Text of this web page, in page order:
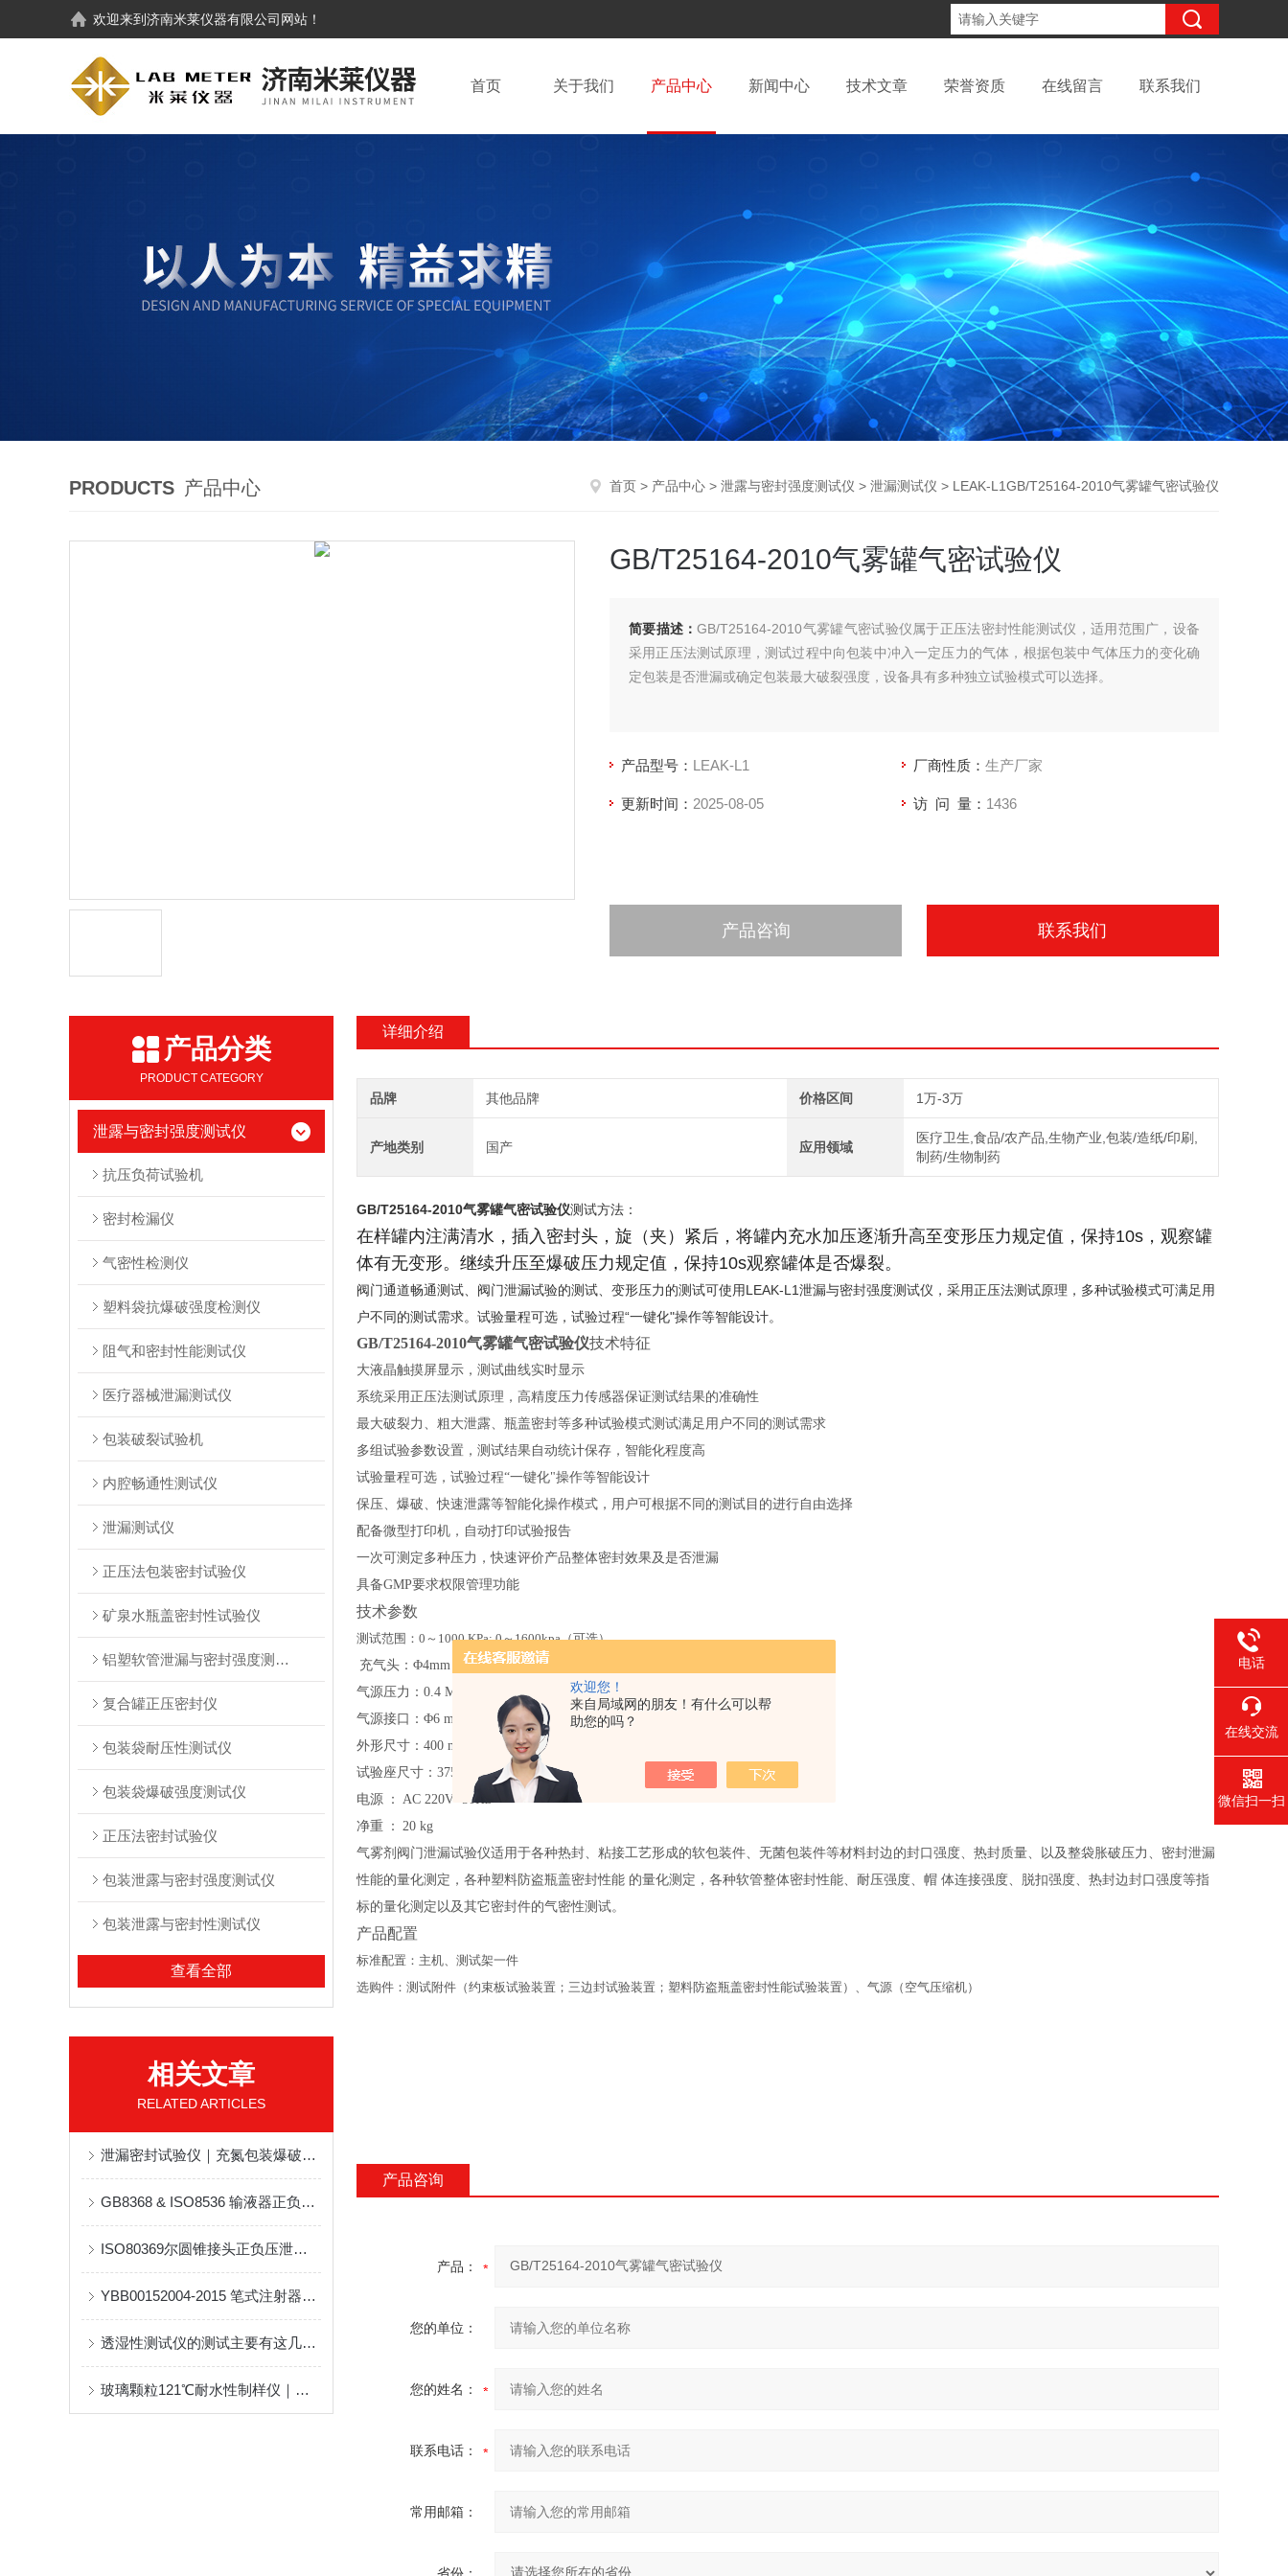
欢迎您！
来自局域网的朋友！有什么可以帮
助您的吗？
欢迎来到济南米莱仪器有限公司 网站！
首页 关于我们 产品中心 新闻中心 技术文章 荣誉资质 在线留言 联系我们
PRODUCTS 产品中心 首页 > 产品中心 > 泄露与密封强度测试仪 > 泄漏测试仪 > LEAK-L1GB/T25164-2010气雾罐气密试验仪
GB/T25164-2010气雾罐气密试验仪
简要描述：GB/T25164-2010气雾罐气密试验仪属于正压法密封性能测试仪，适用范围广，设备
采用正压法测试原理，测试过程中向包装中冲入一定压力的气体，根据包装中气体压力的变化确
定包装是否泄漏或确定包装最大破裂强度，设备具有多种独立试验模式可以选择。
产品型号： LEAK-L1 厂商性质：生产厂家
更新时间： 2025-08-05 访 问 量： 1436
产品咨询 联系我们
产品分类
PRODUCT CATEGORY
泄露与密封强度测试仪
抗压负荷试验机
密封检漏仪
气密性检测仪
塑料袋抗爆破强度检测仪
阻气和密封性能测试仪
医疗器械泄漏测试仪
包装破裂试验机
内腔畅通性测试仪
泄漏测试仪
正压法包装密封试验仪
矿泉水瓶盖密封性试验仪
铝塑软管泄漏与密封强度测试仪
复合罐正压密封仪
包装袋耐压性测试仪
包装袋爆破强度测试仪
正压法密封试验仪
包装泄露与密封强度测试仪
包装泄露与密封性测试仪
查看全部
相关文章
RELATED ARTICLES
泄漏密封试验仪｜充氮包装爆破压力检测与完整性验证
GB8368 & ISO8536 输液器正负压泄漏测试仪简介
ISO80369尔圆锥接头正负压泄漏测试仪的参数
YBB00152004-2015 笔式注射器铝盖不溶性微粒检测方案
透湿性测试仪的测试主要有这几种原理
玻璃颗粒121℃耐水性制样仪｜米莱仪器标准化药玻前处理设备技术解析
详细介绍
品牌 其他品牌 价格区间 1万-3万
产地类别 国产 应用领域
医疗卫生,食品/农产品,生物产业,包装/造纸/印刷,
制药/生物制药
GB/T25164-2010气雾罐气密试验仪测试方法：
在样罐内注满清水，插入密封头，旋（夹）紧后，将罐内充水加压逐渐升高至变形压力规定值，保持10s，观察罐
体有无变形。继续升压至爆破压力规定值，保持10s观察罐体是否爆裂。
阀门通道畅通测试、阀门泄漏试验的测试、变形压力的测试可使用LEAK-L1泄漏与密封强度测试仪，采用正压法测试原理，多种试验模式可满足用
户不同的测试需求。试验量程可选，试验过程“一键化"操作等智能设计。
GB/T25164-2010气雾罐气密试验仪技术特征
大液晶触摸屏显示，测试曲线实时显示
系统采用正压法测试原理，高精度压力传感器保证测试结果的准确性
最大破裂力、粗大泄露、瓶盖密封等多种试验模式测试满足用户不同的测试需求
多组试验参数设置，测试结果自动统计保存，智能化程度高
试验量程可选，试验过程“一键化"操作等智能设计
保压、爆破、快速泄露等智能化操作模式，用户可根据不同的测试目的进行自由选择
配备微型打印机，自动打印试验报告
一次可测定多种压力，快速评价产品整体密封效果及是否泄漏
具备GMP要求权限管理功能
技术参数
测试范围： 0～1000 KPa; 0～1600kpa（可选）
充气头： Φ4mm （标配）
气源压力： 0.4 MPa ～ 0.9 MPa（气源用户自备）
气源接口： Φ6 mm 聚氨酯管
外形尺寸： 400 mm (L) × 270 mm (W) × 180 mm (H)
试验座尺寸： 375 mm (L) × 275 mm (W) × 345 mm (H)
电源 ： AC 220V 50Hz
净重 ： 20 kg
气雾剂阀门泄漏试验仪适用于各种热封、粘接工艺形成的软包装件、无菌包装件等材料封边的封口强度、热封质量、以及整袋胀破压力、密封泄漏
性能的量化测定，各种塑料防盗瓶盖密封性能 的量化测定，各种软管整体密封性能、耐压强度、帽 体连接强度、脱扣强度、热封边封口强度等指
标的量化测定以及其它密封件的气密性测试。
产品配置
标准配置：主机、测试架一件
选购件：测试附件（约束板试验装置；三边封试验装置；塑料防盗瓶盖密封性能试验装置）、气源（空气压缩机）
产品咨询
产品：
您的单位：
您的姓名：
联系电话：
常用邮箱：
电话
在线交流
微信扫一扫